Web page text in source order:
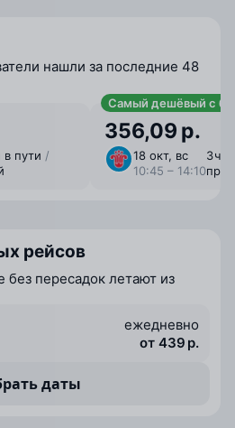
нашли за последние 48
в пути /
Самый дешёвый с
356,09 р.
18 окт, вс
10:45 – 14:10
3 ⁠ч
рейсов
пересадок летают из
ежедневно
от 439 р.
даты